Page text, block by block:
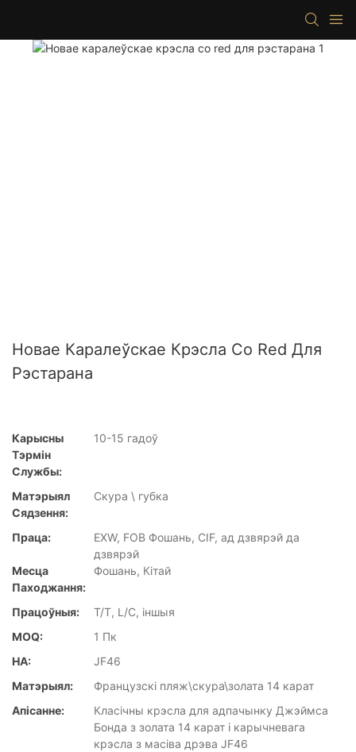
Новае Каралеўскае Крэсла Co Red Для
Рэстарана
Карысны
Тэрмін
Службы:
10-15 гадоў
Матэрыял
Сядзення:
Скура \ губка
Праца:
EXW, FOB Фошань, CIF, ад дзвярэй да
дзвярэй
Месца
Паходжання:
Фошань, Кітай
Працоўныя:
T/T, L/C, іншыя
MOQ:
1 Пк
НА:
JF46
Матэрыял:
Французскі пляж\скура\золата 14 карат
Апісанне:
Класічны крэсла для адпачынку Джэймса
Бонда з золата 14 карат і карычневага
крэсла з масіва дрэва JF46